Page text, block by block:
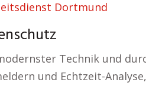
Dortmund
Technik und
und Echtzeit-